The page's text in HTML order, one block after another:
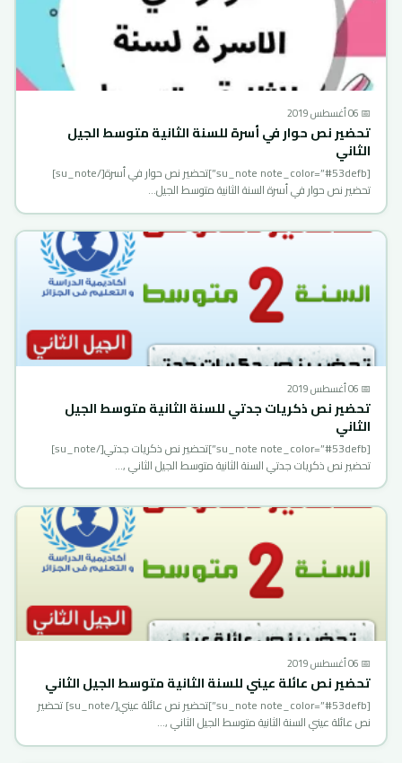
📅 06 أغسطس 2019
تحضير نص حوار في أسرة للسنة الثانية متوسط الجيل
الثاني
[su_note note_color=”#53defb”]تحضير نص حوار في أسرة[/su_note]
تحضير نص حوار في أسرة السنة الثانية متوسط الجيل…
📅 06 أغسطس 2019
تحضير نص ذكريات جدتي للسنة الثانية متوسط الجيل
الثاني
[su_note note_color=”#53defb”]تحضير نص ذكريات جدتي[/su_note]
تحضير نص ذكريات جدتي السنة الثانية متوسط الجيل الثاني ,…
📅 06 أغسطس 2019
تحضير نص عائلة عيني للسنة الثانية متوسط الجيل الثاني
[su_note note_color=”#53defb”]تحضير نص عائلة عيني[/su_note] تحضير
نص عائلة عيني السنة الثانية متوسط الجيل الثاني ,…